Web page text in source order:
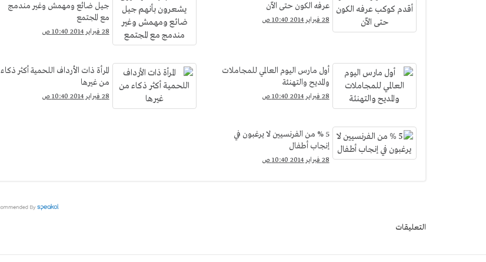
عرفه الكون حتى الآن
28 فبراير 2014 10:40 ص
جيل ضائع ومهمش وغير مندمج
مع المجتمع
28 فبراير 2014 10:40 ص
أول مارس اليوم العالمي للمجاملات
والمديح والتهنئة
28 فبراير 2014 10:40 ص
المرأة ذات الأرداف اللحمية أكثر ذكاء
من غيرها
28 فبراير 2014 10:40 ص
5 % من الفرنسيين لا يرغبون في
إنجاب أطفال
28 فبراير 2014 10:40 ص
التعليقات